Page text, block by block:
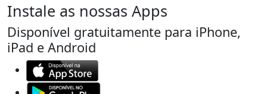
Instale as nossas Apps
Disponível gratuitamente para iPhone,
iPad e Android